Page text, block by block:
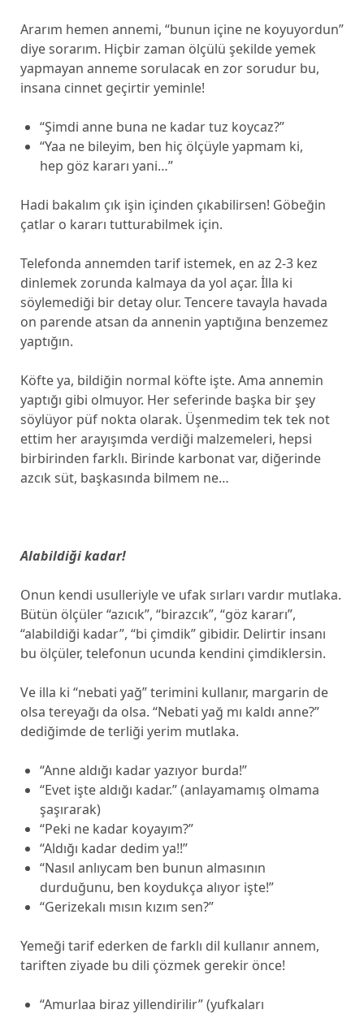
Ararım hemen annemi, “bunun içine ne koyuyordun”
diye sorarım. Hiçbir zaman ölçülü şekilde yemek
yapmayan anneme sorulacak en zor sorudur bu,
insana cinnet geçirtir yeminle!
“Şimdi anne buna ne kadar tuz koycaz?”
“Yaa ne bileyim, ben hiç ölçüyle yapmam ki,
hep göz kararı yani…”
Hadi bakalım çık işin içinden çıkabilirsen! Göbeğin
çatlar o kararı tutturabilmek için.
Telefonda annemden tarif istemek, en az 2-3 kez
dinlemek zorunda kalmaya da yol açar. İlla ki
söylemediği bir detay olur. Tencere tavayla havada
on parende atsan da annenin yaptığına benzemez
yaptığın.
Köfte ya, bildiğin normal köfte işte. Ama annemin
yaptığı gibi olmuyor. Her seferinde başka bir şey
söylüyor püf nokta olarak. Üşenmedim tek tek not
ettim her arayışımda verdiği malzemeleri, hepsi
birbirinden farklı. Birinde karbonat var, diğerinde
azcık süt, başkasında bilmem ne…
Alabildiği kadar!
Onun kendi usulleriyle ve ufak sırları vardır mutlaka.
Bütün ölçüler “azıcık”, “birazcık”, “göz kararı”,
“alabildiği kadar”, “bi çimdik” gibidir. Delirtir insanı
bu ölçüler, telefonun ucunda kendini çimdiklersin.
Ve illa ki “nebati yağ” terimini kullanır, margarin de
olsa tereyağı da olsa. “Nebati yağ mı kaldı anne?”
dediğimde de terliği yerim mutlaka.
“Anne aldığı kadar yazıyor burda!”
“Evet işte aldığı kadar.” (anlayamamış olmama
şaşırarak)
“Peki ne kadar koyayım?”
“Aldığı kadar dedim ya!!”
“Nasıl anlıycam ben bunun almasının
durduğunu, ben koydukça alıyor işte!”
“Gerizekalı mısın kızım sen?”
Yemeği tarif ederken de farklı dil kullanır annem,
tariften ziyade bu dili çözmek gerekir önce!
“Amurlaa biraz yillendirilir” (yufkaları